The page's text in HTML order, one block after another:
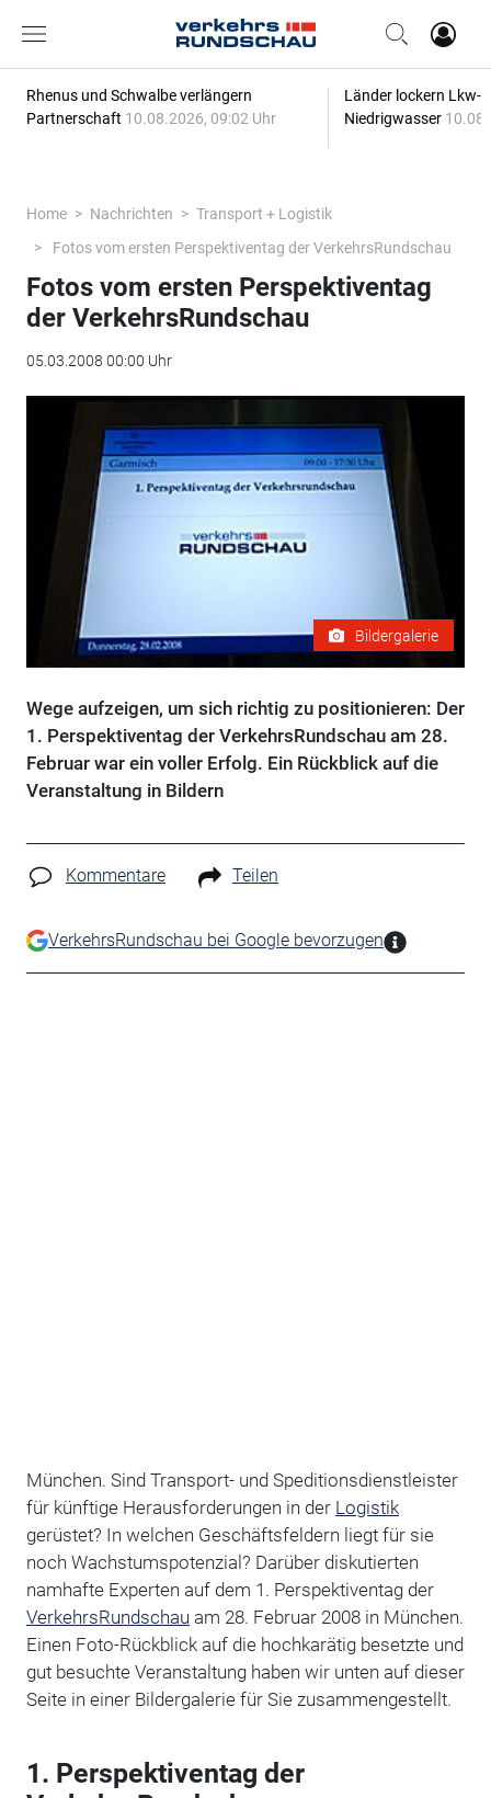
Rhenus und Schwalbe verlängern
Partnerschaft 10.08.2026, 09:02 Uhr
Länder lockern Lkw-
Niedrigwasser
Home Nachrichten
Transport + Logistik
Fotos vom ersten Perspektiventag der VerkehrsRundschau
Fotos vom ersten Perspektiventag
der VerkehrsRundschau
05.03.2008 00:00 Uhr
Bildergalerie
Wege aufzeigen, um sich richtig zu positionieren: Der
1. Perspektiventag der VerkehrsRundschau am 28.
Februar war ein voller Erfolg. Ein Rückblick auf die
Veranstaltung in Bildern
Kommentare Teilen
VerkehrsRundschau bei Google bevorzugen
München. Sind Transport- und Speditionsdienstleister
für künftige Herausforderungen in der Logistik
gerüstet? In welchen Geschäftsfeldern liegt für sie
noch Wachstumspotenzial? Darüber diskutierten
namhafte Experten auf dem 1. Perspektiventag der
VerkehrsRundschau am 28. Februar 2008 in München.
Einen Foto-Rückblick auf die hochkarätig besetzte und
gut besuchte Veranstaltung haben wir unten auf dieser
Seite in einer Bildergalerie für Sie zusammengestellt.
1. Perspektiventag der